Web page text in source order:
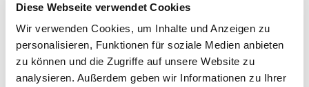
Diese Webseite verwendet Cookies
Wir verwenden Cookies, um Inhalte und Anzeigen zu
personalisieren, Funktionen für soziale Medien anbieten
zu können und die Zugriffe auf unsere Website zu
analysieren. Außerdem geben wir Informationen zu Ihrer